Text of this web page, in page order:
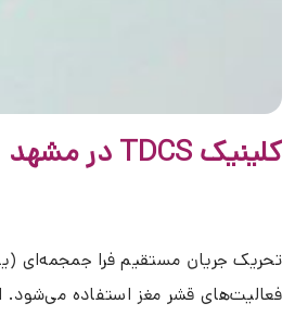
کلینیک TDCS در مشهد
فعالیت‌های قشر مغز استفاده